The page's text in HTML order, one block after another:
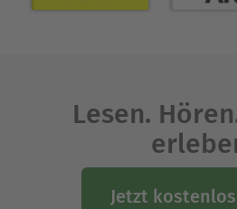
Lesen.
Jetzt